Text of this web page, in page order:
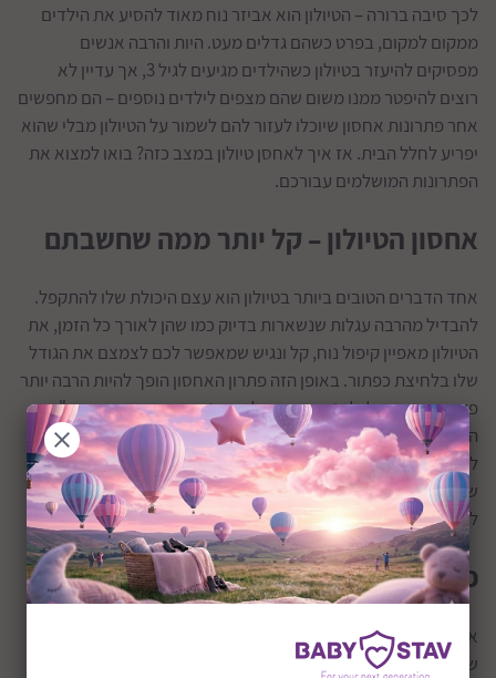
לכך סיבה ברורה – הטיולון הוא אביזר נוח מאוד להסיע את הילדים
ממקום למקום, בפרט כשהם גדלים מעט. היות והרבה אנשים
מפסיקים להיעזר בטיולון כשהילדים מגיעים לגיל 3, אך עדיין לא
רוצים להיפטר ממנו משום שהם מצפים לילדים נוספים – הם מחפשים
אחר פתרונות אחסון שיוכלו לעזור להם לשמור על הטיולון מבלי שהוא
יפריע לחלל הבית. אז איך לאחסן טיולון במצב כזה? בואו למצוא את
הפתרונות המושלמים עבורכם.
אחסון הטיולון – קל יותר ממה שחשבתם
אחד הדברים הטובים ביותר בטיולון הוא עצם היכולת שלו להתקפל.
להבדיל מהרבה עגלות שנשארות בדיוק כמו שהן לאורך כל הזמן, את
הטיולון מאפיין קיפול נוח, קל ונגיש שמאפשר לכם לצמצם את הגודל
שלו בלחיצת כפתור. באופן הזה פתרון האחסון הופך להיות הרבה יותר
פשוט, כך שתוכלו להניח את הטיולון בפינת חדר העבודה, הממ"ד,
המחסן או אפילו מתחת למיטה.
לעיתים ניתן גם להיעזר בחדרים שאין בהם שימוש שנמצאים בבית
של ההורים או החמים שלכם, שישמחו תמיד לעזור בכל מה שנוגע
לנכדים שלהם.
פתרונות אחסון לטיולון שלא בבית שלכם
אופציה נוספת שתאפשר לכם לאחסן טיולון היא באמצעות הלוואה
שלו לחברים או לבני המשפחה שלכם. הרבה מאוד אנשים מחפשים